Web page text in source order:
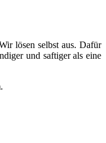
lösen selbst aus. Dafür
und saftiger als eine